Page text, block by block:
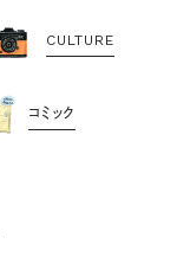
CULTURE
コミック